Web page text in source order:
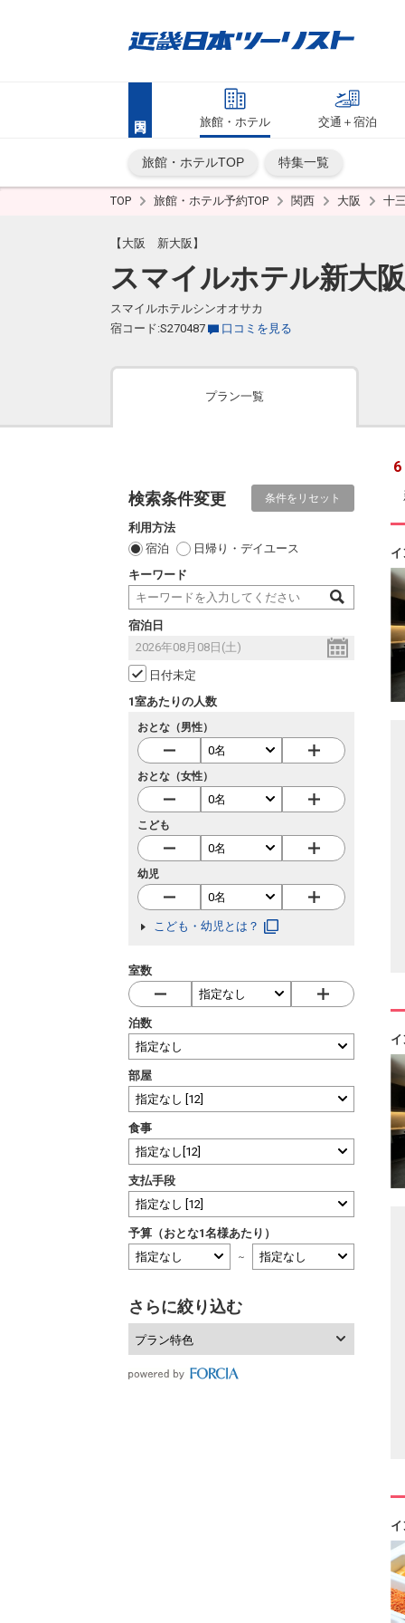
旅館・ホテル 交通＋宿泊
旅館・ホテルTOP 特集一覧
TOP 旅館・ホテル予約TOP 関西 大阪 十
【大阪 新大阪】
スマイルホテル新大阪
スマイルホテルシンオオサカ
宿コード:S270487
口コミを見る
プラン一覧
検索条件変更 条件をリセット
利用方法
宿泊
日帰り・デイユース
キーワード
宿泊日
日付未定
1室あたりの人数
おとな（男性）
おとな（女性）
こども
幼児
こども・幼児とは？
室数
泊数
部屋
食事
支払手段
予算（おとな1名様あたり）
～
さらに絞り込む
プラン特色
6